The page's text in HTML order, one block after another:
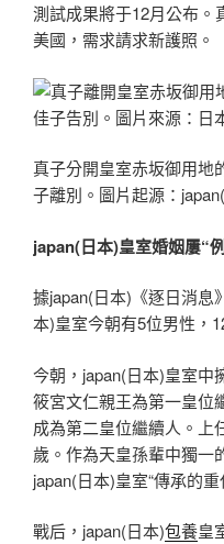
測試成果將于12月公布。
美國，需求請求新護照。
真子分開皇室赤坂御用地
子離別。圖片起源：
japan(日本)皇室婚姻屢“
據japan(日本)《逐日消息
本)皇室今朝有5位男性，
今朝，japan(日本)皇室中
筱宮文仁親王為第一皇位
成為第二皇位繼續人。上
歲。作為天皇孫輩中獨一
japan(日本)皇室“傳承的重
戰后，japan(日本)包養皇